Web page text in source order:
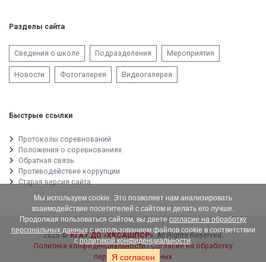
Разделы сайта
Сведения о школе Подразделения Мероприятия
Новости Фотогалерея Видеогалерея
Быстрые ссылки
Протоколы соревнований
Положения о соревнованиях
Обратная связь
Противодействие коррупции
Старая версия сайта
2025 ©КГАУ ДО «ХКСАШПСР». All Rights Reserved.
Политика конфиденциальности|Согласие на обработку
персональных данных
Мы используем cookie. Это позволяет нам анализировать
взаимодействие посетителей с сайтом и делать его лучше.
Продолжая пользоваться сайтом, вы даете согласие на обработку
персональных данныхс использованием файлов cookie в соответствии
с политикой конфиденциальности.
Я согласен